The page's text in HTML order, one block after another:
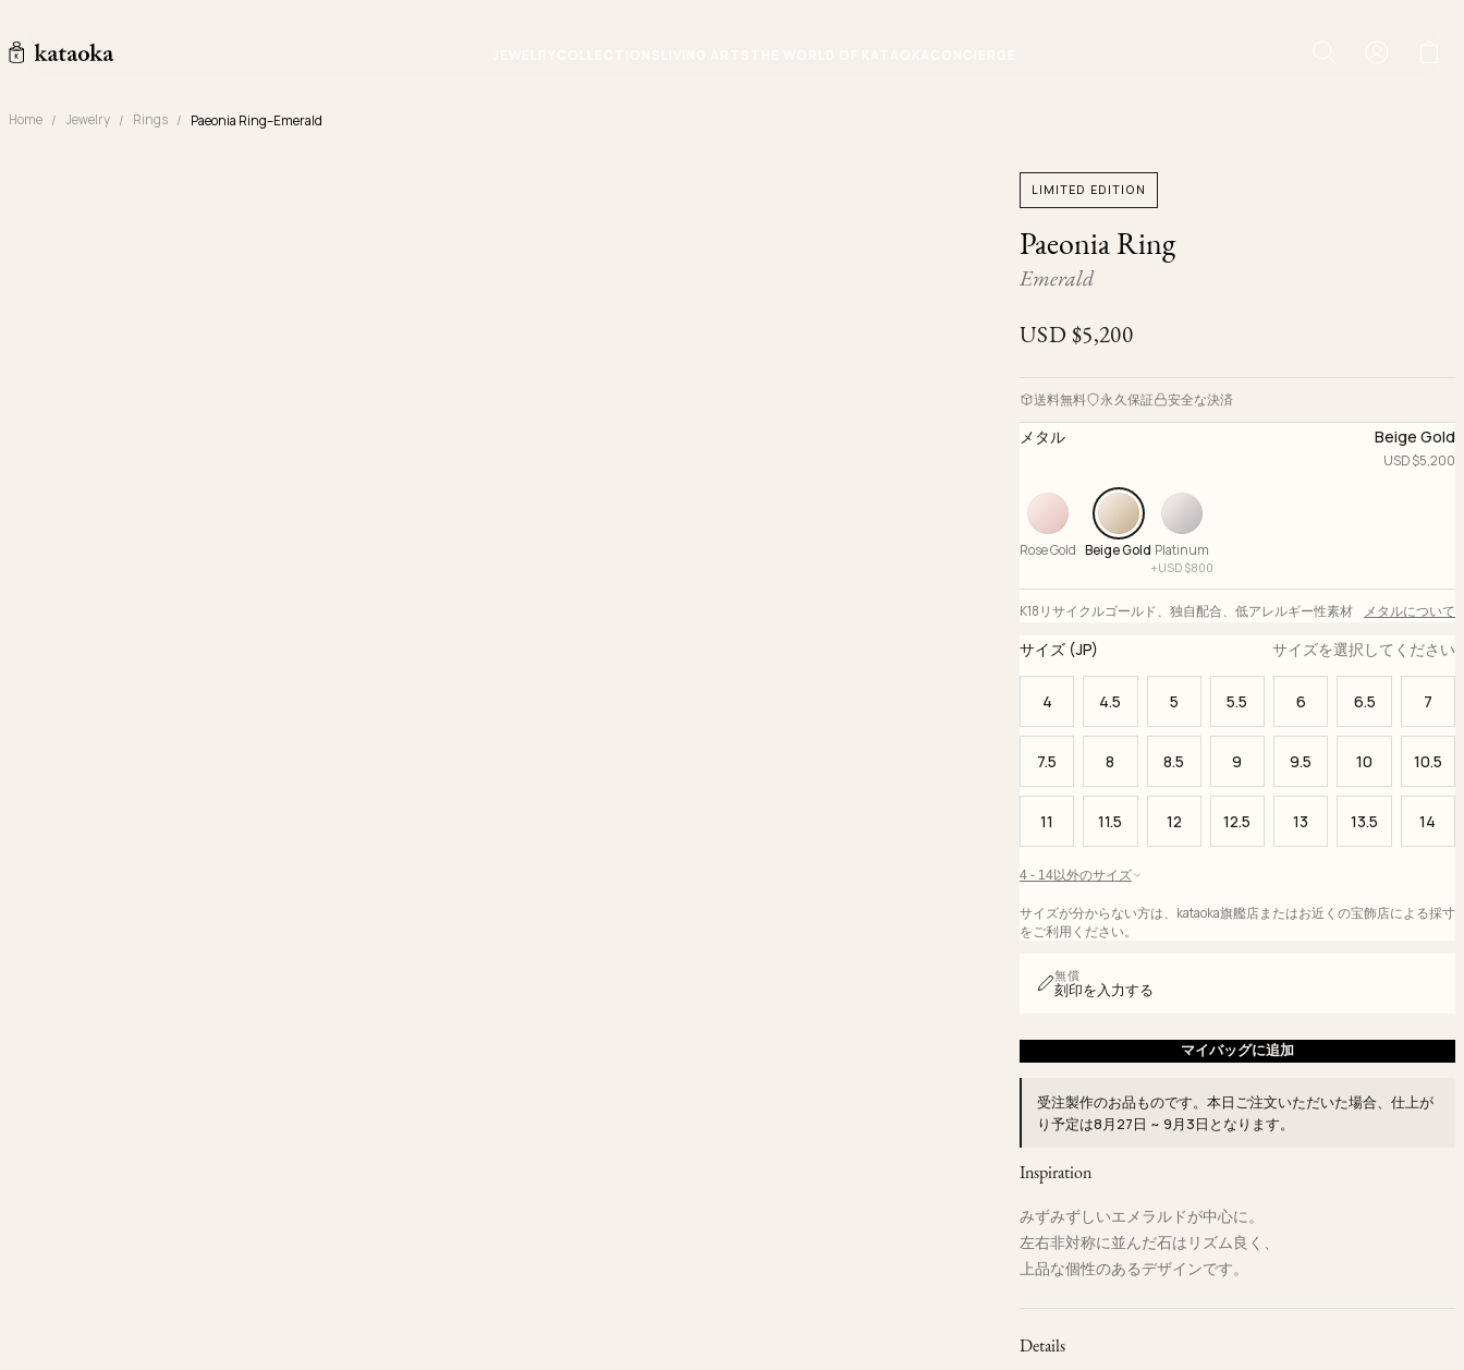
Home Jewelry Rings Paeonia Ring–Emerald
LIMITED EDITION
Paeonia Ring
Emerald
USD $5,200
送料無料 永久保証 安全な決済
メタル Beige Gold
USD $5,200
Rose Gold Beige Gold Platinum
+USD $800
K18リサイクルゴールド 独自配合 低アレルギー性素材 メタルについて
サイズ (JP) サイズを選択してください
4 4.5 5 5.5 6 6.5 7
7.5 8 8.5 9 9.5 10 10.5
11 11.5 12 12.5 13 13.5 14
4 - 14以外のサイズ
サイズが分からない方は、kataoka旗艦店またはお近くの宝飾店による採寸
をご利用ください。
無償
刻印を入力する
マイバッグに追加
受注製作のお品ものです。本日ご注文いただいた場合、仕上が
り予定は8月27日 ~ 9月3日 となります。
Inspiration
みずみずしいエメラルドが中心に。
左右非対称に並んだ石はリズム良く、
上品な個性のあるデザインです。
Details